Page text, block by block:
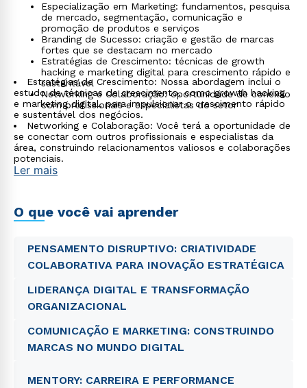
Especialização em Marketing: fundamentos, pesquisa
de mercado, segmentação, comunicação e
promoção de produtos e serviços
Branding de Sucesso: criação e gestão de marcas
fortes que se destacam no mercado
Estratégias de Crescimento: técnicas de growth
hacking e marketing digital para crescimento rápido e
sustentável
Networking e Colaboração: oportunidade de conexão
com profissionais e especialistas do setor
Estratégias de Crescimento: Nossa abordagem inclui o
estudo de técnicas de crescimento, como growth hacking
e marketing digital, para impulsionar o crescimento rápido
e sustentável dos negócios.
Networking e Colaboração: Você terá a oportunidade de
se conectar com outros profissionais e especialistas da
área, construindo relacionamentos valiosos e colaborações
potenciais.
Ler mais
O que você vai aprender
PENSAMENTO DISRUPTIVO: CRIATIVIDADE
COLABORATIVA PARA INOVAÇÃO ESTRATÉGICA
LIDERANÇA DIGITAL E TRANSFORMAÇÃO
ORGANIZACIONAL
COMUNICAÇÃO E MARKETING: CONSTRUINDO
MARCAS NO MUNDO DIGITAL
MENTORY: CARREIRA E PERFORMANCE
Rápido e fácil
ou